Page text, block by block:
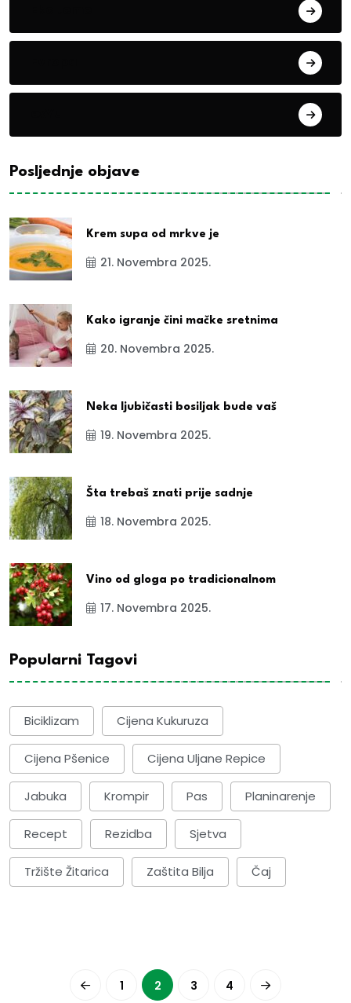
Posljednje objave
Krem supa od mrkve je
21. Novembra 2025.
Kako igranje čini mačke sretnima
20. Novembra 2025.
Neka ljubičasti bosiljak bude vaš
19. Novembra 2025.
Šta trebaš znati prije sadnje
18. Novembra 2025.
Vino od gloga po tradicionalnom
17. Novembra 2025.
Popularni Tagovi
Biciklizam Cijena Kukuruza
Cijena Pšenice Cijena Uljane Repice
Jabuka Krompir Pas Planinarenje
Recept Rezidba Sjetva
Tržište Žitarica Zaštita Bilja Čaj
1 2 3 4